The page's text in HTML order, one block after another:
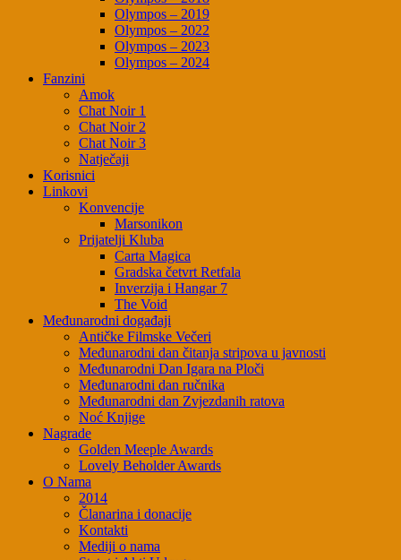
Olympos – 2019
Olympos – 2022
Olympos – 2023
Olympos – 2024
Fanzini
Amok
Chat Noir 1
Chat Noir 2
Chat Noir 3
Natječaji
Korisnici
Linkovi
Konvencije
Marsonikon
Prijatelji Kluba
Carta Magica
Gradska četvrt Retfala
Inverzija i Hangar 7
The Void
Međunarodni događaji
Antičke Filmske Večeri
Međunarodni dan čitanja stripova u javnosti
Međunarodni Dan Igara na Ploči
Međunarodni dan ručnika
Međunarodni dan Zvjezdanih ratova
Noć Knjige
Nagrade
Golden Meeple Awards
Lovely Beholder Awards
O Nama
2014
Članarina i donacije
Kontakti
Mediji o nama